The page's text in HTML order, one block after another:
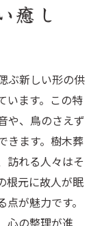
癒し
ぶ新しい形の供
います。この特
や、鳥のさえず
きます。樹木葬
訪れる人々はそ
根元に故人が眠
が魅力です。
心の整理が進